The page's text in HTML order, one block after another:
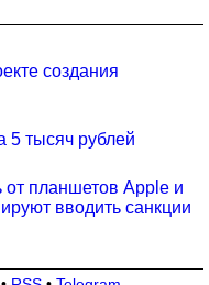
создания
5 тысяч рублей
от планшетов Apple и
вводить санкции